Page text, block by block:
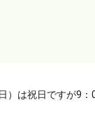
）は祝日ですが9：